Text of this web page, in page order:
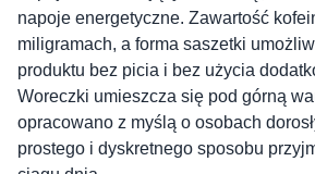
napoje energetyczne. Zawartość
miligramach, a forma saszetki
produktu bez picia i bez użycia
Woreczki umieszcza się pod górną
opracowano z myślą o osobach
prostego i dyskretnego sposobu